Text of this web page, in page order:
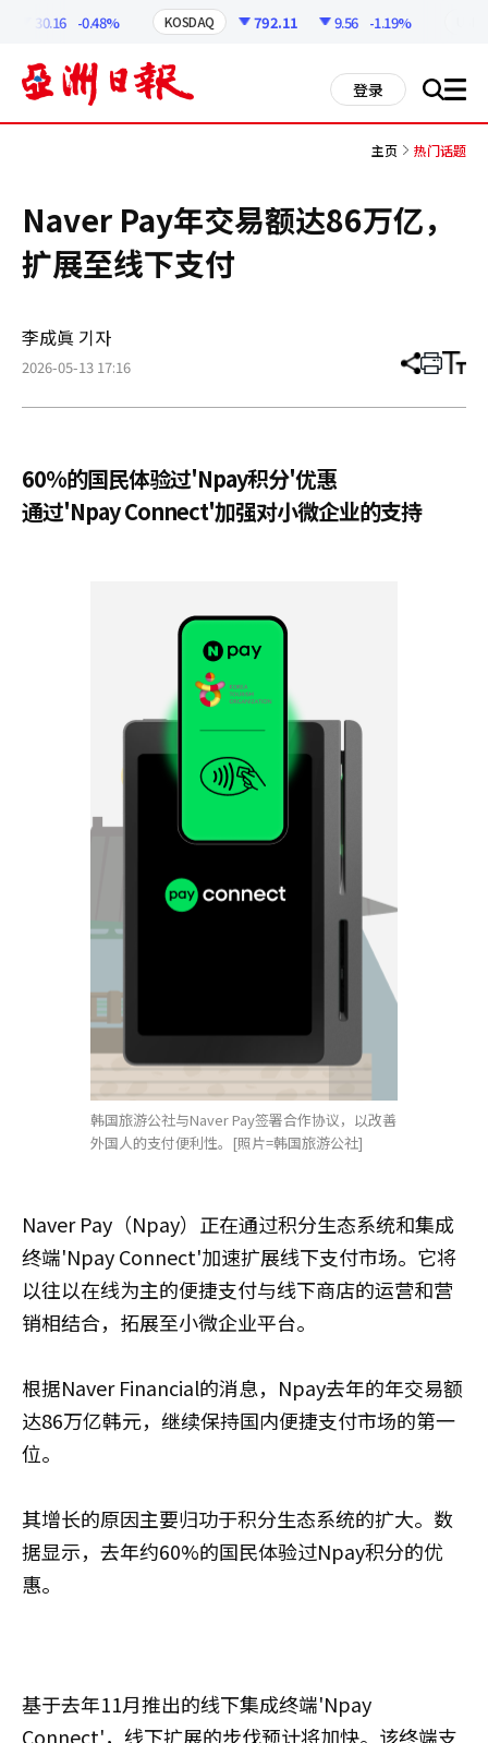
30.16 -0.48% KOSDAQ 792.11 9.56 -1.19%
登录 搜 all
主页 热门话题
Naver Pay年交易额达86万亿，
扩展至线下支付
李成眞 기자
2026-05-13 17:16 分
章
打 调
小
60%的国民体验过'Npay积分'优惠
通过'Npay Connect'加强对小微企业的支持
韩国旅游公社与Naver Pay签署合作协议，以改善
外国人的支付便利性。[照片=韩国旅游公社]
Naver Pay（Npay）正在通过积分生态系统和集成
终端'Npay Connect'加速扩展线下支付市场。它将
以往以在线为主的便捷支付与线下商店的运营和营
销相结合，拓展至小微企业平台。
根据Naver Financial的消息，Npay去年的年交易额
达86万亿韩元，继续保持国内便捷支付市场的第一
位。
其增长的原因主要归功于积分生态系统的扩大。数
据显示，去年约60%的国民体验过Npay积分的优
惠。
基于去年11月推出的线下集成终端'Npay
Connect'，线下扩展的步伐预计将加快。该终端支